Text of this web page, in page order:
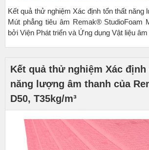
Kết quả thử nghiệm Xác định tổn thất năng
Mút phẳng tiêu âm Remak® StudioFoam
bởi Viện Phát triển và Ứng dụng Vật liệu âm
Kết quả thử nghiệm Xác
năng lượng âm thanh của
D50, T35kg/m³